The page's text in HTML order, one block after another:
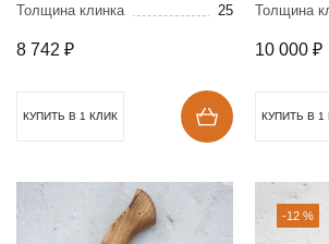
Толщина клинка
25
8 742 ₽
КУПИТЬ В 1 КЛИК
Толщина
10 000 ₽
КУПИТЬ В 1
-12 %